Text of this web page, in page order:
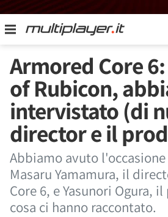
Armored Core
of Rubicon,
intervistato (di
director e il
Abbiamo avuto
Masaru Yamamura, il
Core 6, e Yasunori Ogura,
cosa ci hanno raccontato.